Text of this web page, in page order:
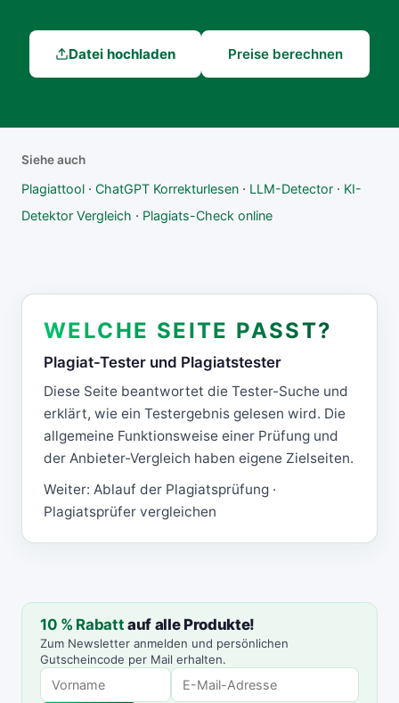
Datei hochladen Preise berechnen
Siehe auch
Plagiattool · ChatGPT Korrekturlesen · LLM-Detector · KI-
Detektor Vergleich · Plagiats-Check online
WELCHE SEITE PASST?
Plagiat-Tester und Plagiatstester
Diese Seite beantwortet die Tester-Suche und
erklärt, wie ein Testergebnis gelesen wird. Die
allgemeine Funktionsweise einer Prüfung und
der Anbieter-Vergleich haben eigene Zielseiten.
Weiter: Ablauf der Plagiatsprüfung ·
Plagiatsprüfer vergleichen
10 % Rabatt auf alle Produkte!
Zum Newsletter anmelden und persönlichen
Gutscheincode per Mail erhalten.